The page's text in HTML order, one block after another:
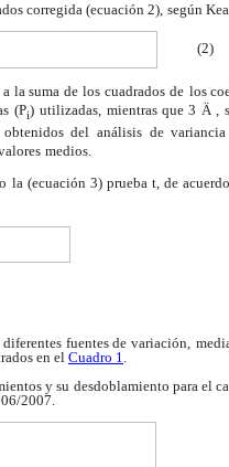
corregida (ecuación 2), según
(2)
la suma de los cuadrados de los
(Pi) utilizadas, mientras que 3 Ä ,
obtenidos del análisis de variancia
medios.
la (ecuación 3) prueba t, de acuerdo
fuentes de variación,
en elCuadro 1.
y su desdoblamiento para el
2007.